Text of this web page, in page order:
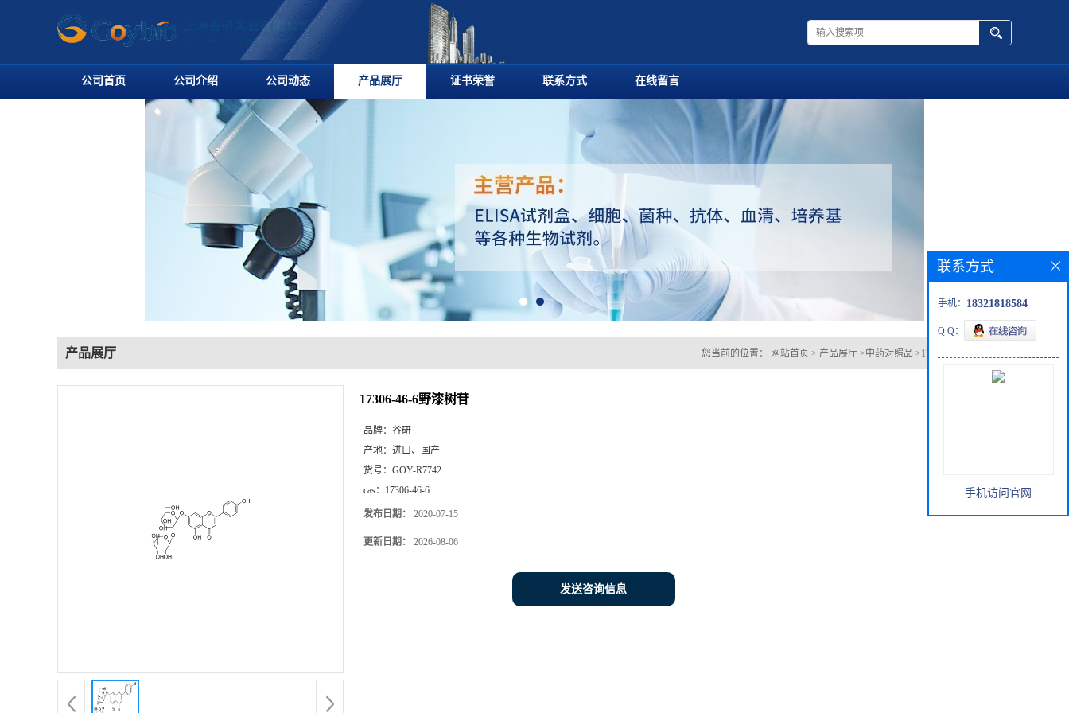
公司首页 公司介绍 公司动态 产品展厅 证书荣誉 联系方式 在线留言
产品展厅 您当前的位置： 网站首页 > 产品展厅 >中药对照品 >17306-46-6野漆树苷
17306-46-6野漆树苷
品牌： 谷研
产地： 进口、国产
货号： GOY-R7742
cas： 17306-46-6
发布日期： 2020-07-15
更新日期： 2026-08-06
发送咨询信息
联系方式
手机： 18321818584
Q Q：
手机访问官网